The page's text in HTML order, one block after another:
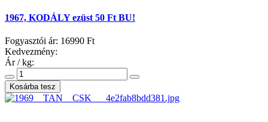
1967, KODÁLY ezüst 50 Ft BU!
Fogyasztói ár: 16990 Ft
Kedvezmény:
Ár / kg: